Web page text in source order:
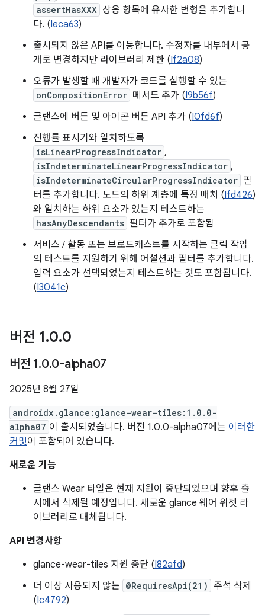
assertHasXXX 상응 항목에 유사한 변형을 추가합니
다. (Ieca63)
출시되지 않은 API를 이동합니다. 수정자를 내부에서 공
개로 변경하지만 라이브러리 제한 (If2a08)
오류가 발생할 때 개발자가 코드를 실행할 수 있는
onCompositionError 메서드 추가 (I9b56f)
글랜스에 버튼 및 아이콘 버튼 API 추가 (I0fd6f)
진행률 표시기와 일치하도록
isLinearProgressIndicator ,
isIndeterminateLinearProgressIndicator ,
isIndeterminateCircularProgressIndicator 필
터를 추가합니다. 노드의 하위 계층에 특정 매처 (Ifd426)
와 일치하는 하위 요소가 있는지 테스트하는
hasAnyDescendants 필터가 추가로 포함됨
서비스 / 활동 또는 브로드캐스트를 시작하는 클릭 작업
의 테스트를 지원하기 위해 어설션과 필터를 추가합니다.
입력 요소가 선택되었는지 테스트하는 것도 포함됩니다.
(I3041c)
버전 1.0.0
버전 1.0.0-alpha07
2025년 8월 27일
androidx.glance:glance-wear-tiles:1.0.0-
alpha07 이 출시되었습니다. 버전 1.0.0-alpha07에는 이러한
커밋이 포함되어 있습니다.
새로운 기능
글랜스 Wear 타일은 현재 지원이 중단되었으며 향후 출
시에서 삭제될 예정입니다. 새로운 glance 웨어 위젯 라
이브러리로 대체됩니다.
API 변경사항
glance-wear-tiles 지원 중단 (I82afd)
더 이상 사용되지 않는 @RequiresApi(21)
주석 삭제
(Ic4792)